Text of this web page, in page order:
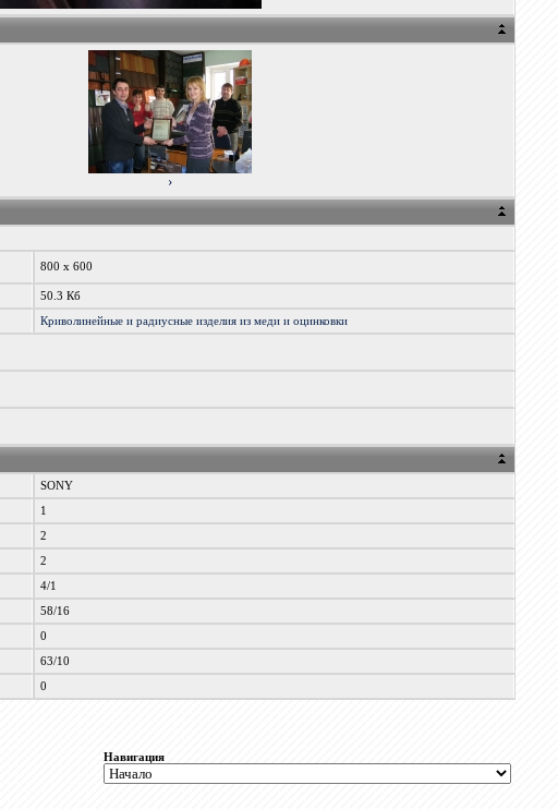
›
800 x 600
50.3 Кб
Криволинейные и радиусные изделия из меди и оцинковки
SONY
1
2
2
4/1
58/16
0
63/10
0
Навигация